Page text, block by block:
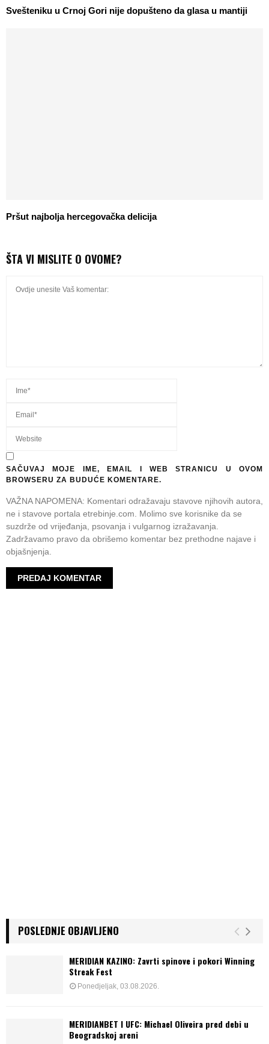
Svešteniku u Crnoj Gori nije dopušteno da glasa u mantiji
Pršut najbolja hercegovačka delicija
ŠTA VI MISLITE O OVOME?
SAČUVAJ MOJE IME, EMAIL I WEB STRANICU U OVOM
BROWSERU ZA BUDUĆE KOMENTARE.
VAŽNA NAPOMENA: Komentari odražavaju stavove njihovih autora,
ne i stavove portala etrebinje.com. Molimo sve korisnike da se
suzdrže od vrijeđanja, psovanja i vulgarnog izražavanja.
Zadržavamo pravo da obrišemo komentar bez prethodne najave i
objašnjenja.
POSLEDNJE OBJAVLJENO
MERIDIAN KAZINO: Zavrti spinove i pokori Winning
Streak Fest
Ponedjeljak, 03.08.2026.
MERIDIANBET I UFC: Michael Oliveira pred debi u
Beogradskoj areni